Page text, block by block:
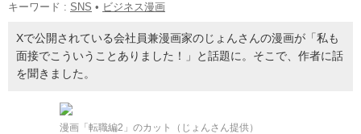
キーワード : SNS • ビジネス漫画
Xで公開されている会社員兼漫画家のじょんさんの漫画が「私も
面接でこういうことありました！」と話題に。そこで、作者に話
を聞きました。
漫画「転職編2」のカット（じょんさん提供）